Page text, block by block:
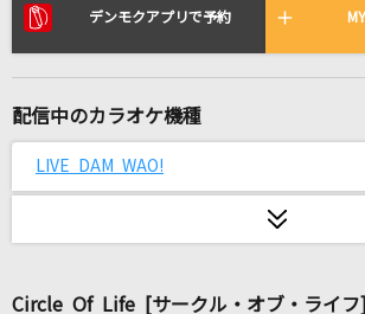
リアルタイムで歌われている曲
池袋サンシャイン
あぶく
デンモクアプリで予約
配信中のカラオケ機種
LIVE DAM WAO!
Circle Of Life [サークル・オブ・ライフ